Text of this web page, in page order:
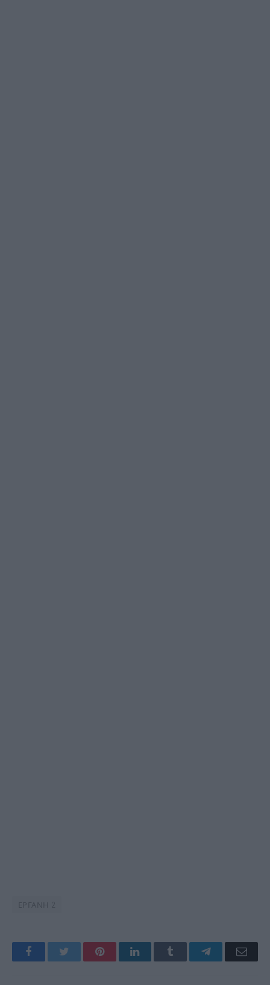
ΕΡΓΑΝΗ 2
Facebook Twitter PinterestLinkedIn Tumblr Telegram